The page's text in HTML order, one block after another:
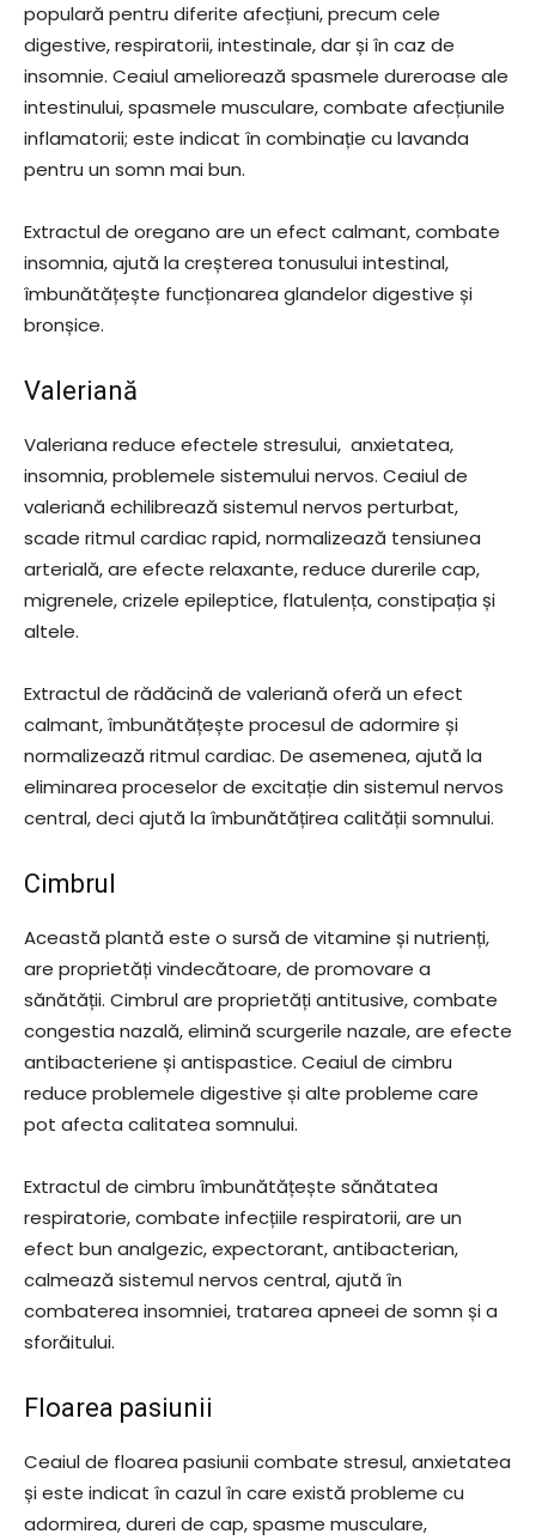
populară pentru diferite afecțiuni, precum cele
digestive, respiratorii, intestinale, dar și în caz de
insomnie. Ceaiul ameliorează spasmele dureroase ale
intestinului, spasmele musculare, combate afecțiunile
inflamatorii; este indicat în combinație cu lavanda
pentru un somn mai bun.
Extractul de oregano are un efect calmant, combate
insomnia, ajută la creșterea tonusului intestinal,
îmbunătățește funcționarea glandelor digestive și
bronșice.
Valeriană
Valeriana reduce efectele stresului, anxietatea,
insomnia, problemele sistemului nervos. Ceaiul de
valeriană echilibrează sistemul nervos perturbat,
scade ritmul cardiac rapid, normalizează tensiunea
arterială, are efecte relaxante, reduce durerile cap,
migrenele, crizele epileptice, flatulența, constipația și
altele.
Extractul de rădăcină de valeriană oferă un efect
calmant, îmbunătățește procesul de adormire și
normalizează ritmul cardiac. De asemenea, ajută la
eliminarea proceselor de excitație din sistemul nervos
central, deci ajută la îmbunătățirea calității somnului.
Cimbrul
Această plantă este o sursă de vitamine și nutrienți,
are proprietăți vindecătoare, de promovare a
sănătății. Cimbrul are proprietăți antitusive, combate
congestia nazală, elimină scurgerile nazale, are efecte
antibacteriene și antispastice. Ceaiul de cimbru
reduce problemele digestive și alte probleme care
pot afecta calitatea somnului.
Extractul de cimbru îmbunătățește sănătatea
respiratorie, combate infecțiile respiratorii, are un
efect bun analgezic, expectorant, antibacterian,
calmează sistemul nervos central, ajută în
combaterea insomniei, tratarea apneei de somn și a
sforăitului.
Floarea pasiunii
Ceaiul de floarea pasiunii combate stresul, anxietatea
și este indicat în cazul în care există probleme cu
adormirea, dureri de cap, spasme musculare,